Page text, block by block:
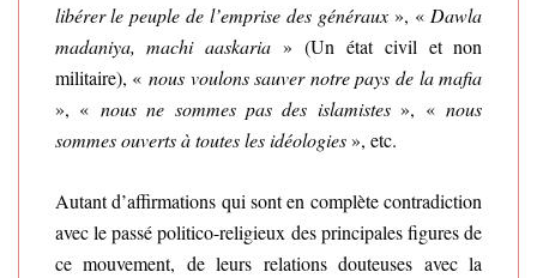
libérer le peuple de l’emprise des généraux», « Dawla
madaniya, machi aaskaria » (Un état civil et non
militaire), « nous voulons sauver notre pays de la mafia
», « nous ne sommes pas des islamistes», «nous
sommes ouverts à toutes les idéologies», etc.
Autant d’affirmations qui sont en complète contradiction
avec le passé politico-religieux des principales figures de
ce mouvement, de leurs relations douteuses avec la